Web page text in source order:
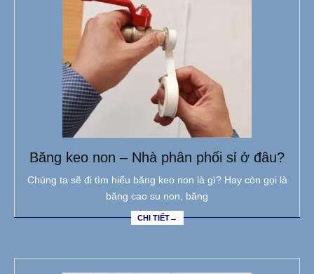
Băng keo non – Nhà phân phối sỉ ở đâu?
Chúng ta sẽ đi tìm hiểu băng keo non là gì? Hay còn gọi là
băng cao su non, băng
CHI TIẾT→